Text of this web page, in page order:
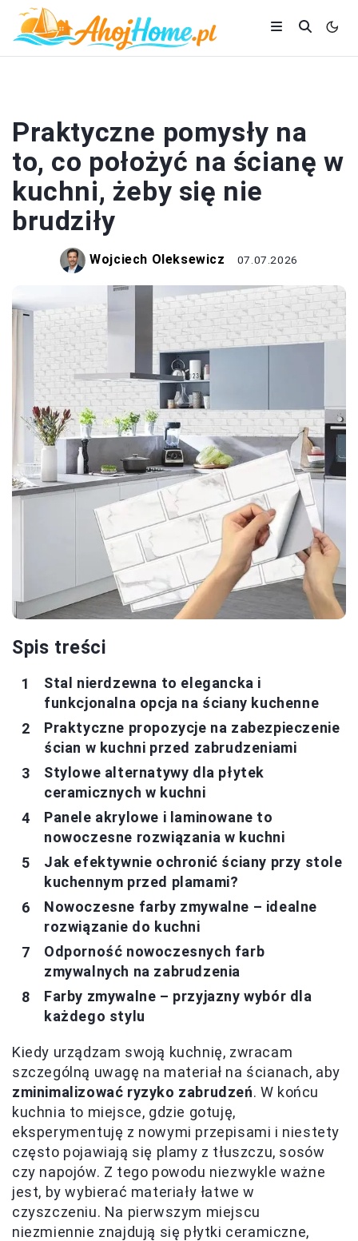
Praktyczne pomysły na
to, co położyć na ścianę w
kuchni, żeby się nie
brudziły
Wojciech Oleksewicz 07.07.2026
Spis treści
Stal nierdzewna to elegancka i
funkcjonalna opcja na ściany kuchenne
Praktyczne propozycje na zabezpieczenie
ścian w kuchni przed zabrudzeniami
Stylowe alternatywy dla płytek
ceramicznych w kuchni
Panele akrylowe i laminowane to
nowoczesne rozwiązania w kuchni
Jak efektywnie ochronić ściany przy stole
kuchennym przed plamami?
Nowoczesne farby zmywalne – idealne
rozwiązanie do kuchni
Odporność nowoczesnych farb
zmywalnych na zabrudzenia
Farby zmywalne – przyjazny wybór dla
każdego stylu
Kiedy urządzam swoją kuchnię, zwracam
szczególną uwagę na materiał na ścianach, aby
zminimalizować ryzyko zabrudzeń. W końcu
kuchnia to miejsce, gdzie gotuję,
eksperymentuję z nowymi przepisami i niestety
często pojawiają się plamy z tłuszczu, sosów
czy napojów. Z tego powodu niezwykle ważne
jest, by wybierać materiały łatwe w
czyszczeniu. Na pierwszym miejscu
niezmiennie znajdują się płytki ceramiczne,